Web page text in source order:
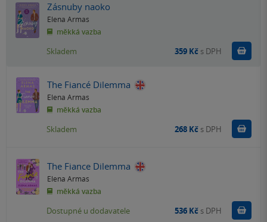
Zásnuby naoko
Elena Armas
měkká vazba
Skladem 359 Kč s DPH
The Fiancé Dilemma
Elena Armas
měkká vazba
Skladem 268 Kč s DPH
The Fiance Dilemma
Elena Armas
měkká vazba
Dostupné u dodavatele 536 Kč s DPH